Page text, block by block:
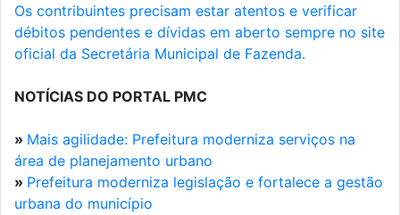
Os contribuintes precisam estar atentos e verificar
débitos pendentes e dívidas em aberto sempre no site
oficial da Secretária Municipal de Fazenda.
NOTÍCIAS DO PORTAL PMC
» Mais agilidade: Prefeitura moderniza serviços na
área de planejamento urbano
» Prefeitura moderniza legislação e fortalece a gestão
urbana do município